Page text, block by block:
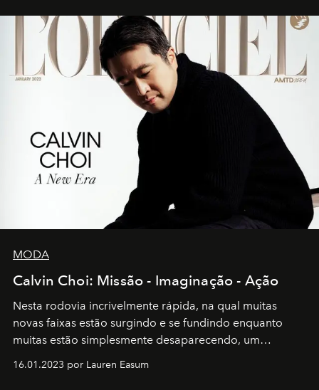
MODA
Calvin Choi: Missão - Imaginação - Ação
Nesta rodovia incrivelmente rápida, na qual muitas
novas faixas estão surgindo e se fundindo enquanto
muitas estão simplesmente desaparecendo, um
transportador AMTD abrindo caminho para muitos
16.01.2023 por Lauren Easum